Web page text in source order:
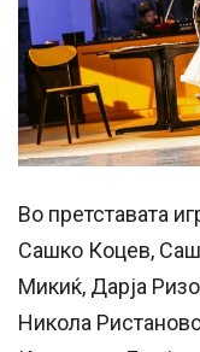
Во претставата
Сашко Коцев,
Микиќ, Дарја
Никола